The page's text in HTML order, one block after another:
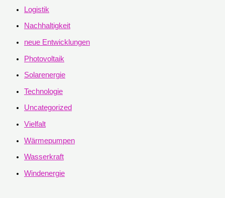
Logistik
Nachhaltigkeit
neue Entwicklungen
Photovoltaik
Solarenergie
Technologie
Uncategorized
Vielfalt
Wärmepumpen
Wasserkraft
Windenergie